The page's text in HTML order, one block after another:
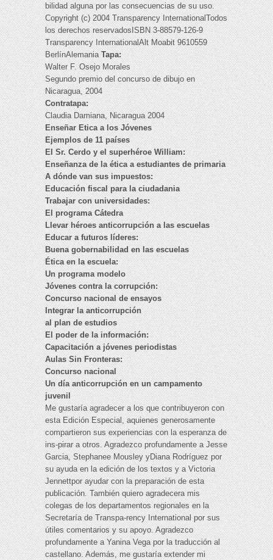
bilidad alguna por las consecuencias de su uso.
Copyright (c) 2004 Transparency InternationalTodos
los derechos reservadosISBN 3-88579-126-9
Transparency InternationalAlt Moabit 9610559
BerlínAlemaniaTapa:
Walter F. Osejo Morales
Segundo premio del concurso de dibujo en
Nicaragua, 2004
Contratapa:
Claudia Damiana, Nicaragua 2004
Enseñar Etica a los Jóvenes
Ejemplos de 11 países
El Sr. Cerdo y el superhéroe William:
Enseñanza de la ética a estudiantes de primaria
A dónde van sus impuestos:
Educación fiscal para la ciudadania
Trabajar con universidades:
El programa Cátedra
Llevar héroes anticorrupción a las escuelas
Educar a futuros líderes:
Buena gobernabilidad en las escuelas
Ética en la escuela:
Un programa modelo
Jóvenes contra la corrupción:
Concurso nacional de ensayos
Integrar la anticorrupción
al plan de estudios
El poder de la información:
Capacitación a jóvenes periodistas
Aulas Sin Fronteras:
Concurso nacional
Un día anticorrupción en un campamento
juvenil
Me gustaría agradecer a los que contribuyeron con
esta Edición Especial, aquienes generosamente
compartieron sus experiencias con la esperanza de
ins-pirar a otros. Agradezco profundamente a Jesse
Garcia, Stephanee Mousley yDiana Rodríguez por
su ayuda en la edición de los textos y a Victoria
Jennettpor ayudar con la preparación de esta
publicación. También quiero agradecera mis
colegas de los departamentos regionales en la
Secretaría de Transpa-rency International por sus
útiles comentarios y su apoyo. Agradezco
profundamente a Yanina Vega por la traducción al
castellano. Además, me gustaría extender mi